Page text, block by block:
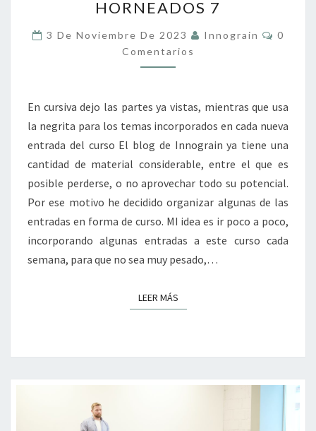
Y
OTROS
PRODUCTOS
HORNEADOS
HORNEADOS 7
3 De Noviembre De 2023 Innograin
0
Comentarios
En cursiva dejo las partes ya vistas, mientras que usa
la negrita para los temas incorporados en cada nueva
entrada del curso El blog de Innograin ya tiene una
cantidad de material considerable, entre el que es
posible perderse, o no aprovechar todo su potencial.
Por ese motivo he decidido organizar algunas de las
entradas en forma de curso. MI idea es ir poco a poco,
incorporando algunas entradas a este curso cada
semana, para que no sea muy pesado,…
LEER MÁSLEER MÁS